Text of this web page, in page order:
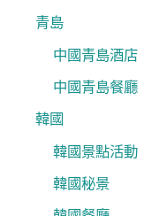
青島
中國青島酒店
中國青島餐廳
韓國
韓國景點活動
韓國秘景